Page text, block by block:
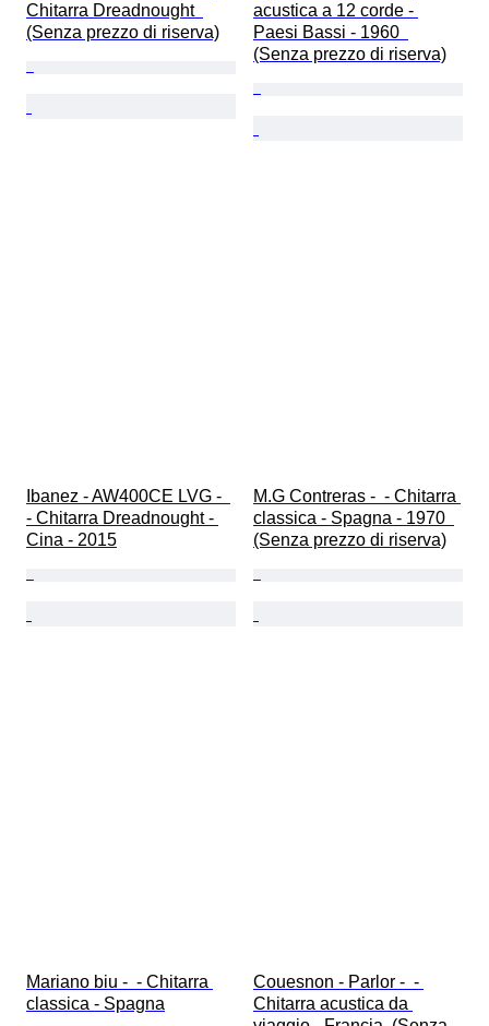
Chitarra Dreadnought
(Senza prezzo di riserva)
acustica a 12 corde -
Paesi Bassi - 1960
(Senza prezzo di riserva)
Ibanez - AW400CE LVG -
- Chitarra Dreadnought -
Cina - 2015
M.G Contreras -  - Chitarra
classica - Spagna - 1970
(Senza prezzo di riserva)
Mariano biu -  - Chitarra
classica - Spagna
Couesnon - Parlor -  -
Chitarra acustica da